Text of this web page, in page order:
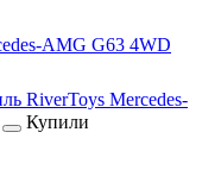
AMG G63 4WD
RiverToys Mercedes-
Купили